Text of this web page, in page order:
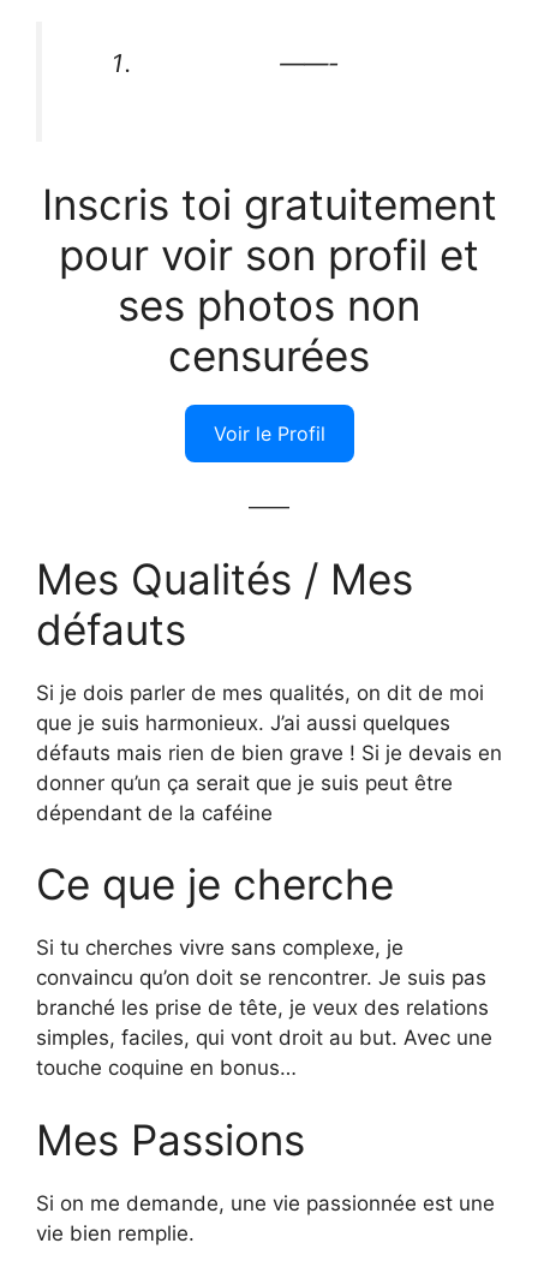
——-
Inscris toi gratuitement
pour voir son profil et
ses photos non
censurées
Voir le Profil
——
Mes Qualités / Mes
défauts
Si je dois parler de mes qualités, on dit de moi
que je suis harmonieux. J’ai aussi quelques
défauts mais rien de bien grave ! Si je devais en
donner qu’un ça serait que je suis peut être
dépendant de la caféine
Ce que je cherche
Si tu cherches vivre sans complexe, je
convaincu qu’on doit se rencontrer. Je suis pas
branché les prise de tête, je veux des relations
simples, faciles, qui vont droit au but. Avec une
touche coquine en bonus…
Mes Passions
Si on me demande, une vie passionnée est une
vie bien remplie.